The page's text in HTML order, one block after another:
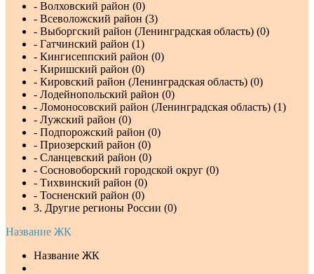
- Волховский район (0)
- Всеволожский район (3)
- Выборгский район (Ленинградская область) (0)
- Гатчинский район (1)
- Кингисеппский район (0)
- Киришский район (0)
- Кировский район (Ленинградская область) (0)
- Лодейнопольский район (0)
- Ломоносовский район (Ленинградская область) (1)
- Лужский район (0)
- Подпорожский район (0)
- Приозерский район (0)
- Сланцевский район (0)
- Сосновоборский городской округ (0)
- Тихвинский район (0)
- Тосненский район (0)
3. Другие регионы России (0)
Название ЖК
Название ЖК